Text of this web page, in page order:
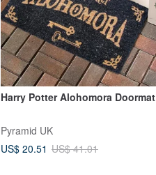
Harry Potter Alohomora Doormat
Pyramid UK
US$ 20.51 US$ 41.01